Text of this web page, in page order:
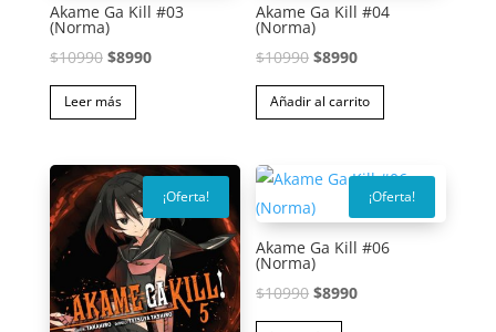
Akame Ga Kill #03
(Norma)
$10990 El
precio
original
$10990.
$8990El
$8990.
Leer más
Akame Ga Kill #04
(Norma)
$10990 El
precio
original
$10990.
$8990El
precio
actual
$8990.
Añadir al carrito
¡Oferta! ¡Oferta!
Akame Ga Kill #06
(Norma)
$10990 El
precio
$8990El